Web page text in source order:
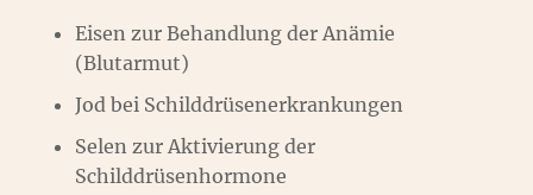
Eisen zur Behandlung der Anämie
(Blutarmut)
Jod bei Schilddrüsenerkrankungen
Selen zur Aktivierung der
Schilddrüsenhormone